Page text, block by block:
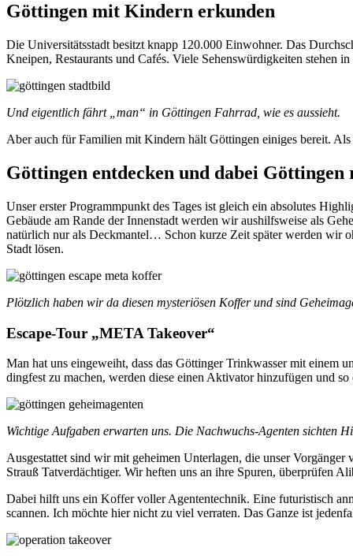
Göttingen mit Kindern erkunden
Die Universitätsstadt besitzt knapp 120.000 Einwohner. Das
Kneipen, Restaurants und Cafés. Viele Sehenswürdigkeiten stehen
Und eigentlich fährt „man“ in Göttingen Fahrrad, wie es aussieht.
Aber auch für Familien mit Kindern hält Göttingen einiges bereit.
Göttingen entdecken und dabei Göttingen
Unser erster Programmpunkt des Tages ist gleich ein absolutes
Gebäude am Rande der Innenstadt werden wir aushilfsweise als
natürlich nur als Deckmantel… Schon kurze Zeit später werden wir
Stadt lösen.
Plötzlich haben wir da diesen mysteriösen Koffer und sind
Escape-Tour „META Takeover“
Man hat uns eingeweiht, dass das Göttinger Trinkwasser mit einem
dingfest zu machen, werden diese einen Aktivator hinzufügen und so
Wichtige Aufgaben erwarten uns. Die Nachwuchs-Agenten sichten
Ausgestattet sind wir mit geheimen Unterlagen, die unser
Strauß Tatverdächtiger. Wir heften uns an ihre Spuren, überprüfen
Dabei hilft uns ein Koffer voller Agententechnik. Eine futuristisch
scannen. Ich möchte hier nicht zu viel verraten. Das Ganze ist